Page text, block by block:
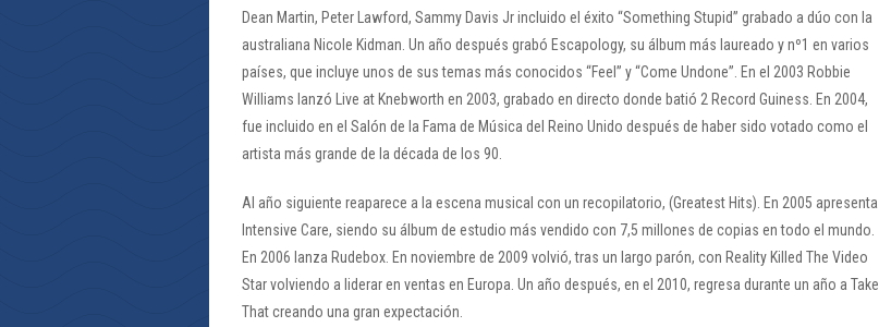
Dean Martin, Peter Lawford, Sammy Davis Jr incluido el éxito “Something Stupid” grabado a dúo con la
australiana Nicole Kidman. Un año después grabó Escapology, su álbum más laureado y nº1 en varios
países, que incluye unos de sus temas más conocidos “Feel” y “Come Undone”. En el 2003 Robbie
Williams lanzó Live at Knebworth en 2003, grabado en directo donde batió 2 Record Guiness. En 2004,
fue incluido en el Salón de la Fama de Música del Reino Unido después de haber sido votado como el
artista más grande de la década de los 90.
Al año siguiente reaparece a la escena musical con un recopilatorio, (Greatest Hits). En 2005 apresenta
Intensive Care, siendo su álbum de estudio más vendido con 7,5 millones de copias en todo el mundo.
En 2006 lanza Rudebox. En noviembre de 2009 volvió, tras un largo parón, con Reality Killed The Video
Star volviendo a liderar en ventas en Europa. Un año después, en el 2010, regresa durante un año a Take
That creando una gran expectación.